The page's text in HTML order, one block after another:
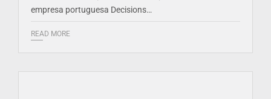
empresa portuguesa Decisions…
READ MORE